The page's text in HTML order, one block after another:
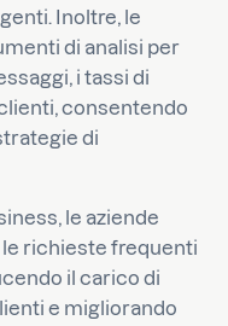
Inoltre, le
di analisi per
i tassi di
consentendo
di
le aziende
richieste frequenti
il carico di
e migliorando